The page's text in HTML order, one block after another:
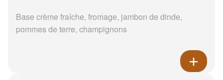
Base crème fraîche, fromage, jambon de dinde,
pommes de terre, champignons